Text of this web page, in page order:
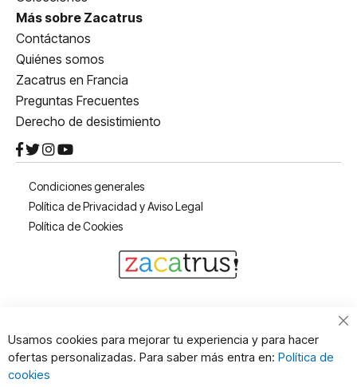
Más sobre Zacatrus
Contáctanos
Quiénes somos
Zacatrus en Francia
Preguntas Frecuentes
Derecho de desistimiento
Condiciones generales
Política de Privacidad y Aviso Legal
Política de Cookies
Usamos cookies para mejorar tu experiencia y para hacer
ofertas personalizadas. Para saber más entra en: Política de
cookies